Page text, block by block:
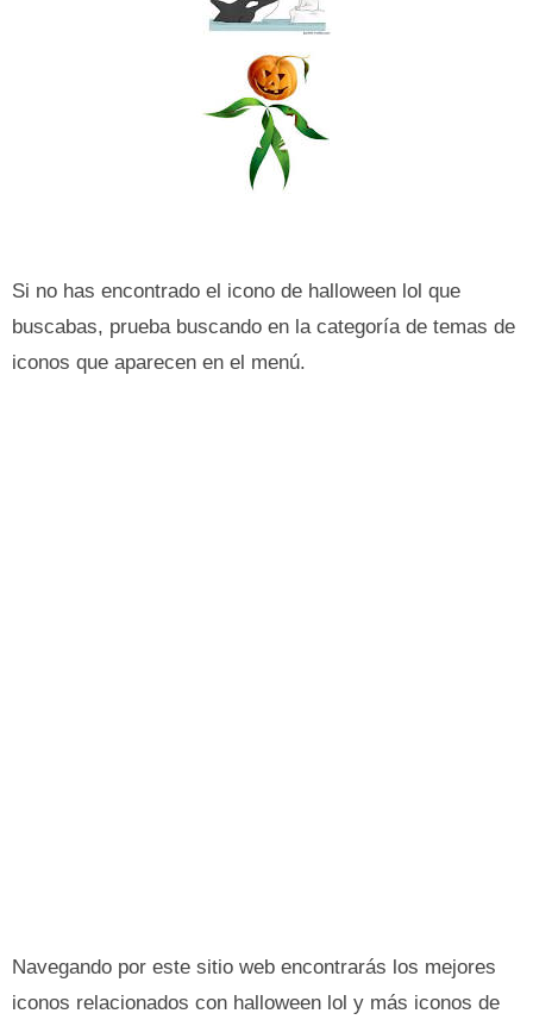
Si no has encontrado el icono de halloween lol que
buscabas, prueba buscando en la categoría de temas de
iconos que aparecen en el menú.
Navegando por este sitio web encontrarás los mejores
iconos relacionados con halloween lol y más iconos de